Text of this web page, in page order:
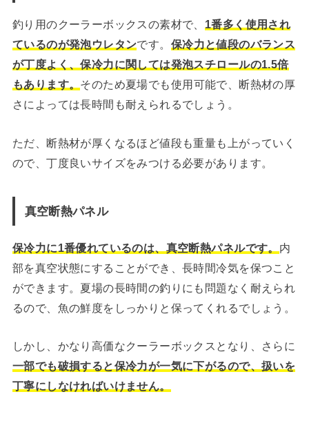
釣り用のクーラーボックスの素材で、 1番多く使用され
ているのが発泡ウレタンです。 保冷力と値段のバランス
が丁度よく、保冷力に関しては発泡スチロールの1.5倍
もあります。 そのため夏場でも使用可能で、断熱材の厚
さによっては長時間も耐えられるでしょう。
ただ、断熱材が厚くなるほど値段も重量も上がっていく
ので、丁度良いサイズをみつける必要があります。
真空断熱パネル
保冷力に1番優れているのは、真空断熱パネルです。 内
部を真空状態にすることができ、長時間冷気を保つこと
ができます。夏場の長時間の釣りにも問題なく耐えられ
るので、魚の鮮度をしっかりと保ってくれるでしょう。
しかし、かなり高価なクーラーボックスとなり、さらに
一部でも破損すると保冷力が一気に下がるので、扱いを
丁寧にしなければいけません。